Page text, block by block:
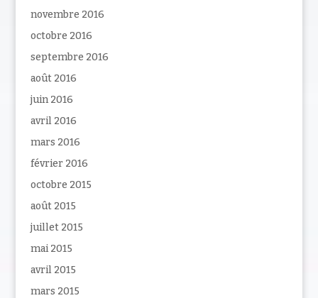
novembre 2016
octobre 2016
septembre 2016
août 2016
juin 2016
avril 2016
mars 2016
février 2016
octobre 2015
août 2015
juillet 2015
mai 2015
avril 2015
mars 2015